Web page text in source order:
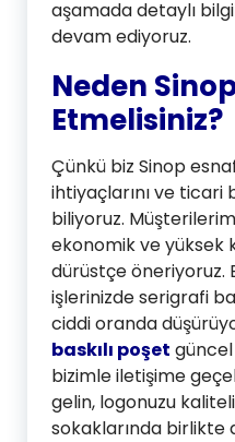
aşamada detaylı
devam ediyoruz.
Neden
Etmelisiniz?
Çünkü biz Sinop
ihtiyaçlarını ve ticari
biliyoruz.
ekonomik ve yüksek
dürüstçe öneriyoruz.
işlerinizde serigrafi
ciddi oranda
baskılı poşet
bizimle iletişime
gelin, logonuzu
sokaklarında birlikte